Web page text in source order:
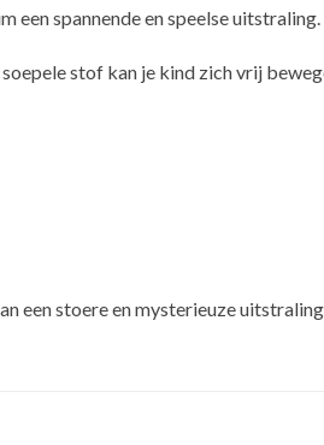
spannende en speelse uitstraling.
stof kan je kind zich vrij
stoere en mysterieuze